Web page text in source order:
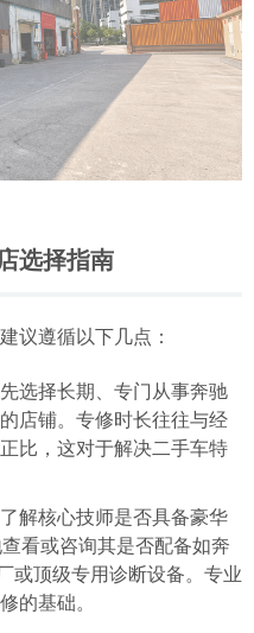
选择指南
议遵循以下几点：
先选择长期、专门从事奔驰
店铺。专修时长往往与经
比，这对于解决二手车特
了解核心技师是否具备豪华
看或咨询其是否配备如奔
或顶级专用诊断设备。专业
的基础。